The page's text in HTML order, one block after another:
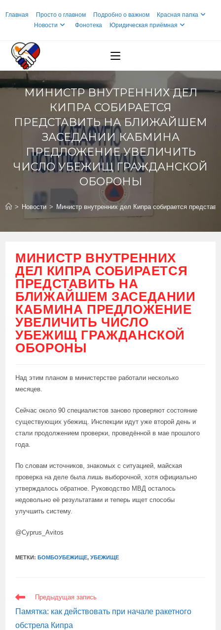
Главная Просто о главном Подробно о важном
Красная папка
Новости
Фонотека Юридическая приёмная
МИНИСТР ВНУТРЕННИХ ДЕЛ
КИПРА СОБИРАЕТСЯ
ПРЕДСТАВИТЬ НА БЛИЖАЙШЕМ
ЗАСЕДАНИИ КАБМИНА
ПРЕДЛОЖЕНИЕ УВЕЛИЧИТЬ
ЧИСЛО УБЕЖИЩ ГРАЖДАНСКОЙ
ОБОРОНЫ
> Новости > Министр внутренних дел Кипра собирается
МИНИСТР ВНУТРЕННИХ
ДЕЛ КИПРА СОБИРАЕТСЯ
ПРЕДСТАВИТЬ НА
БЛИЖАЙШЕМ ЗАСЕДАНИИ
КАБМИНА ПРЕДЛОЖЕНИЕ
УВЕЛИЧИТЬ ЧИСЛО
УБЕЖИЩ ГРАЖДАНСКОЙ
ОБОРОНЫ
Над этим планом в министерстве работали несколько
месяцев.
Сейчас около 90 специалистов заново проверяют состояние
существующих убежищ. Инспекции идут уже второй день и
стали продолжением проверки, проведённой в мае прошлого
года.
По словам источников, знакомых с ситуацией, майская
проверка на деле была лишь выборочной, хотя официально
утверждалось обратное. Руководство МВД осталось
недовольно её результатами и теперь ищет способы
улучшить систему.
@Cyprus_Avitos
МЕТКИ:БОМБОУБЕЖИЩЕ, УБЕЖИЩЕ
ЕЩЕ
СТАТЬИ
Предыдущая запись
Памятка: как действовать при начале ракетного
обстрела Кипра